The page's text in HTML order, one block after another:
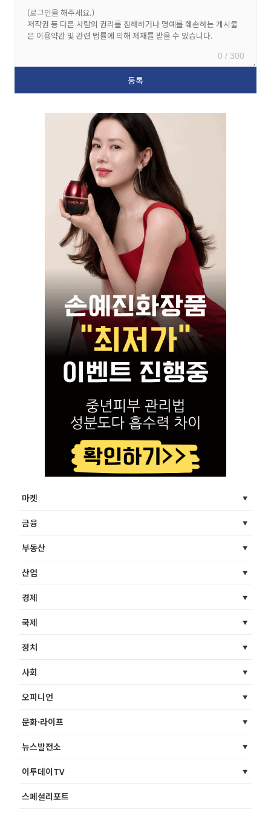
0 / 300
마켓
금융
부동산
산업
경제
국제
정치
사회
오피니언
문화·라이프
뉴스발전소
이투데이TV
스페셜리포트